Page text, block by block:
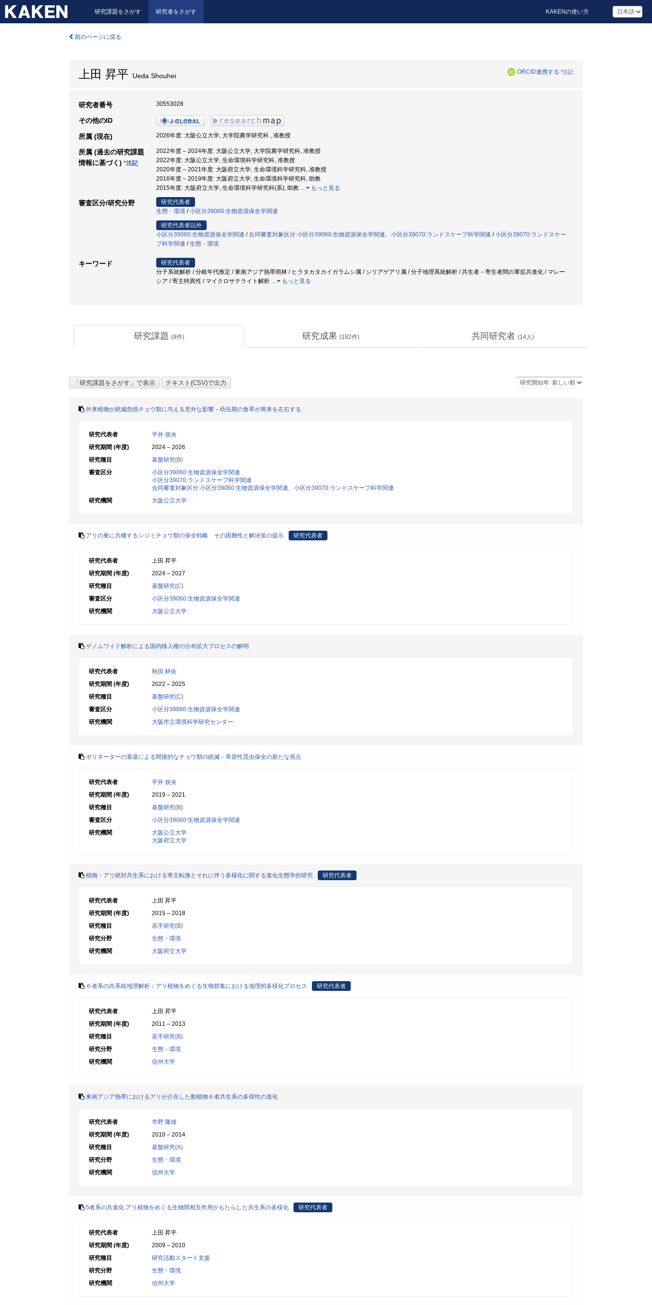
研究課題をさがす 研究者をさがす KAKENの使い方
前のページに戻る
上田 昇平 Ueda Shouhei ORCID連携する *注記
研究者番号 30553028
その他のID
所属 (現在) 2026年度: 大阪公立大学, 大学院農学研究科 , 准教授
所属 (過去の研究課題
情報に基づく) *注記
2022年度 – 2024年度: 大阪公立大学, 大学院農学研究科, 准教授
2022年度: 大阪公立大学, 生命環境科学研究科, 准教授
2020年度 – 2021年度: 大阪府立大学, 生命環境科学研究科, 准教授
2016年度 – 2019年度: 大阪府立大学, 生命環境科学研究科, 助教
2015年度: 大阪府立大学, 生命環境科学研究科(系), 助教 … もっと見る
審査区分/研究分野
研究代表者
生態・環境 /小区分39060:生物資源保全学関連
研究代表者以外
小区分39060:生物資源保全学関連 /合同審査対象区分:小区分39060:生物資源保全学関連、小区分39070:ランドスケープ科学関連 /小区分39070:ランドスケー
プ科学関連 /生態・環境
キーワード
研究代表者
分子系統解析 / 分岐年代推定 / 東南アジア熱帯雨林 / ヒラタカタカイガラムシ属 / シリアゲアリ属 / 分子地理系統解析 / 共生者－寄生者間の軍拡共進化 / マレー
シア / 寄主特異性 / マイクロサテライト解析 … もっと見る
研究課題 (8件) 研究成果 (182件) 共同研究者 (14人)
外来植物が絶滅危惧チョウ類に与える意外な影響－幼虫期の食草が将来を左右する
研究代表者
平井 規央
研究期間 (年度)
2024 – 2026
研究種目
基盤研究(B)
審査区分
小区分39060:生物資源保全学関連
小区分39070:ランドスケープ科学関連
合同審査対象区分:小区分39060:生物資源保全学関連、小区分39070:ランドスケープ科学関連
研究機関
大阪公立大学
アリの巣に共棲するシジミチョウ類の保全戦略 その困難性と解決策の提示 研究代表者
研究代表者
上田 昇平
研究期間 (年度)
2024 – 2027
研究種目
基盤研究(C)
審査区分
小区分39060:生物資源保全学関連
研究機関
大阪公立大学
ゲノムワイド解析による国内移入種の分布拡大プロセスの解明
研究代表者
秋田 耕佑
研究期間 (年度)
2022 – 2025
研究種目
基盤研究(C)
審査区分
小区分39060:生物資源保全学関連
研究機関
大阪市立環境科学研究センター
ポリネーターの衰退による間接的なチョウ類の絶滅－草原性昆虫保全の新たな視点
研究代表者
平井 規央
研究期間 (年度)
2019 – 2021
研究種目
基盤研究(B)
審査区分
小区分39060:生物資源保全学関連
研究機関
大阪公立大学
大阪府立大学
植物・アリ絶対共生系における寄主転換とそれに伴う多様化に関する進化生態学的研究 研究代表者
研究代表者
上田 昇平
研究期間 (年度)
2015 – 2018
研究種目
若手研究(B)
研究分野
生態・環境
研究機関
大阪府立大学
６者系の共系統地理解析：アリ植物をめぐる生物群集における地理的多様化プロセス 研究代表者
研究代表者
上田 昇平
研究期間 (年度)
2011 – 2013
研究種目
若手研究(B)
研究分野
生態・環境
研究機関
信州大学
東南アジア熱帯におけるアリが介在した動植物６者共生系の多様性の進化
研究代表者
市野 隆雄
研究期間 (年度)
2010 – 2014
研究種目
基盤研究(A)
研究分野
生態・環境
研究機関
信州大学
5者系の共進化:アリ植物をめぐる生物間相互作用がもたらした共生系の多様化 研究代表者
研究代表者
上田 昇平
研究期間 (年度)
2009 – 2010
研究種目
研究活動スタート支援
研究分野
生態・環境
研究機関
信州大学